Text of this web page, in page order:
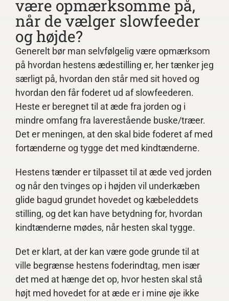
være opmærksomme på,
når de vælger slowfeeder
og højde?
Generelt bør man selvfølgelig være opmærksom
på hvordan hestens ædestilling er, her tænker jeg
særligt på, hvordan den står med sit hoved og
hvordan den får foderet ud af slowfeederen.
Heste er beregnet til at æde fra jorden og i
mindre omfang fra laverestående buske/træer.
Det er meningen, at den skal bide foderet af med
fortænderne og tygge det med kindtænderne.
Hestens tænder er tilpasset til at æde ved jorden
og når den tvinges op i højden vil underkæben
glide bagud grundet hovedet og kæbeleddets
stilling, og det kan have betydning for, hvordan
kindtænderne mødes, når hesten skal tygge.
Det er klart, at der kan være gode grunde til at
ville begrænse hestens foderindtag, men især
det med at hænge det op, hvor hesten skal stå
højt med hovedet for at æde er i mine øje ikke